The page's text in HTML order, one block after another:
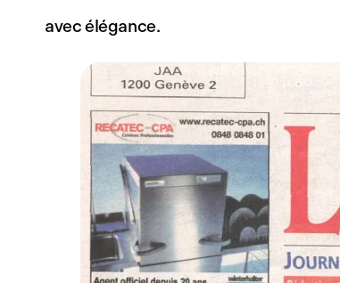
avec élégance.